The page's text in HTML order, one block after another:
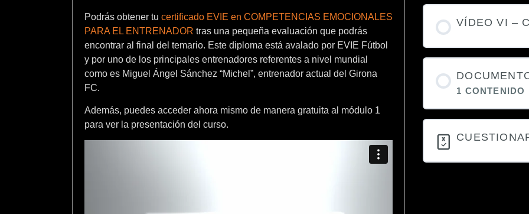
Podrás obtener tu certificado EVIE en COMPETENCIAS EMOCIONALES
PARA EL ENTRENADOR tras una pequeña evaluación que podrás
encontrar al final del temario. Este diploma está avalado por EVIE Fútbol
y por uno de los principales entrenadores referentes a nivel mundial
como es Miguel Ángel Sánchez “Michel”, entrenador actual del Girona
FC.
Además, puedes acceder ahora mismo de manera gratuita al módulo 1
para ver la presentación del curso.
VÍDEO VI –
1 CONTENIDO